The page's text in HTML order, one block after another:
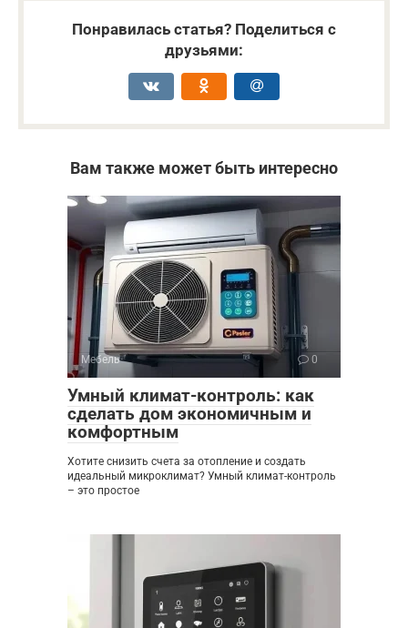
Понравилась статья? Поделиться с
друзьями:
Вам также может быть интересно
Мебель 0
Умный климат-контроль: как
сделать дом экономичным и
комфортным
Хотите снизить счета за отопление и создать
идеальный микроклимат? Умный климат-контроль
– это простое